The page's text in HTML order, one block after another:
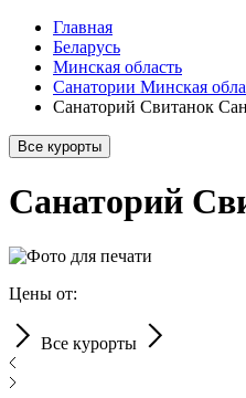
Главная
Беларусь
Минская область
Санатории Минская
Санаторий Свитанок
Все курорты
Санаторий
Цены от:
Все курорты